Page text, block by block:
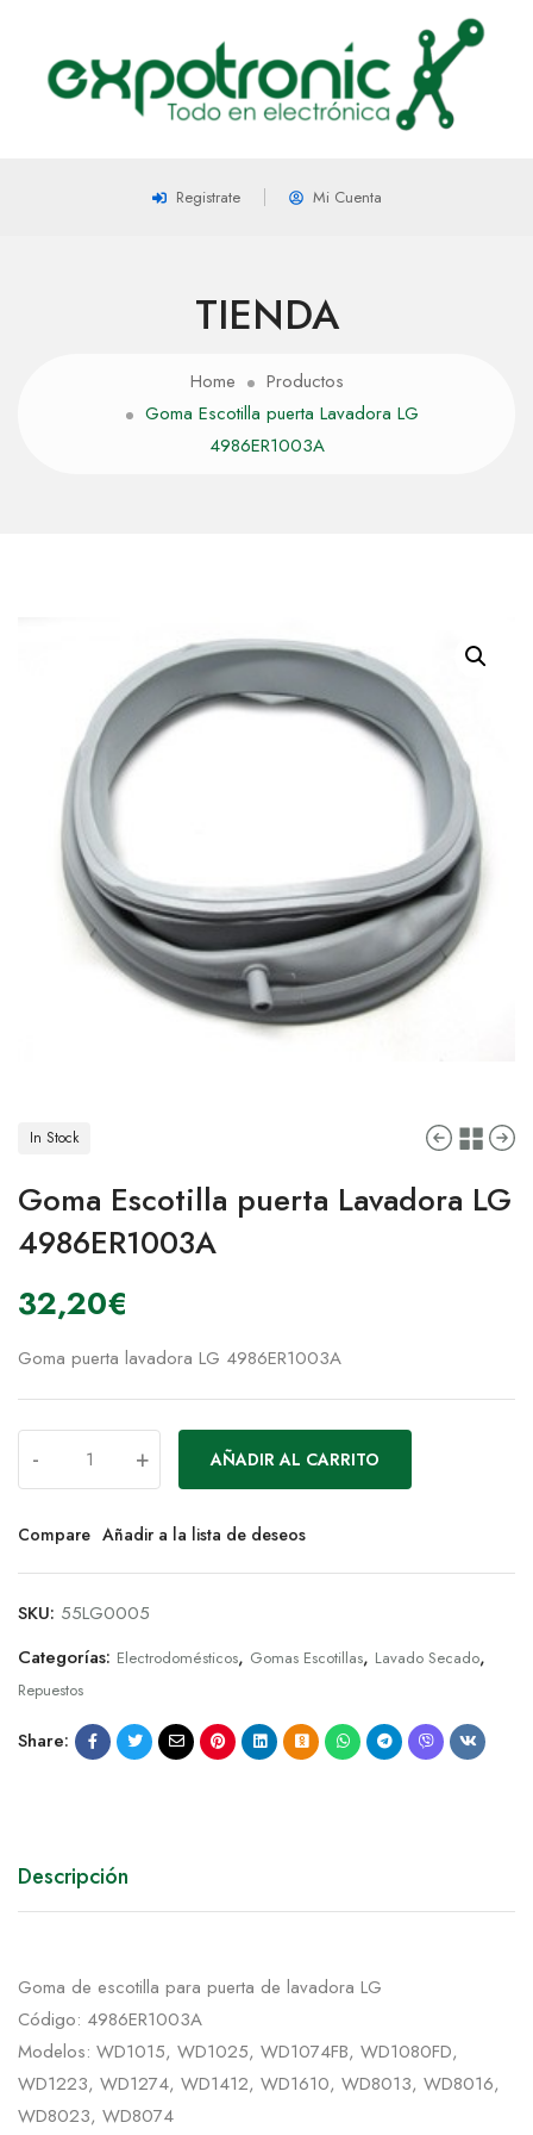
Registrate Mi Cuenta
TIENDA
Home
Productos
Goma Escotilla puerta Lavadora LG
4986ER1003A
In Stock
Goma Escotilla puerta Lavadora LG
4986ER1003A
32,20€
Goma puerta lavadora LG 4986ER1003A
- + AÑADIR AL CARRITO
Compare Añadir a la lista de deseos
SKU: 55LG0005
Categorías: Electrodomésticos, Gomas Escotillas, Lavado Secado,
Repuestos
Share:
Descripción
Goma de escotilla para puerta de lavadora LG
Código: 4986ER1003A
Modelos: WD1015, WD1025, WD1074FB, WD1080FD,
WD1223, WD1274, WD1412, WD1610, WD8013, WD8016,
WD8023, WD8074